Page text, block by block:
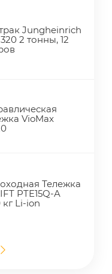
Jungheinrich
2 тонны, 12
VioMax
Тележка
PTE15Q-A
кг Li-ion